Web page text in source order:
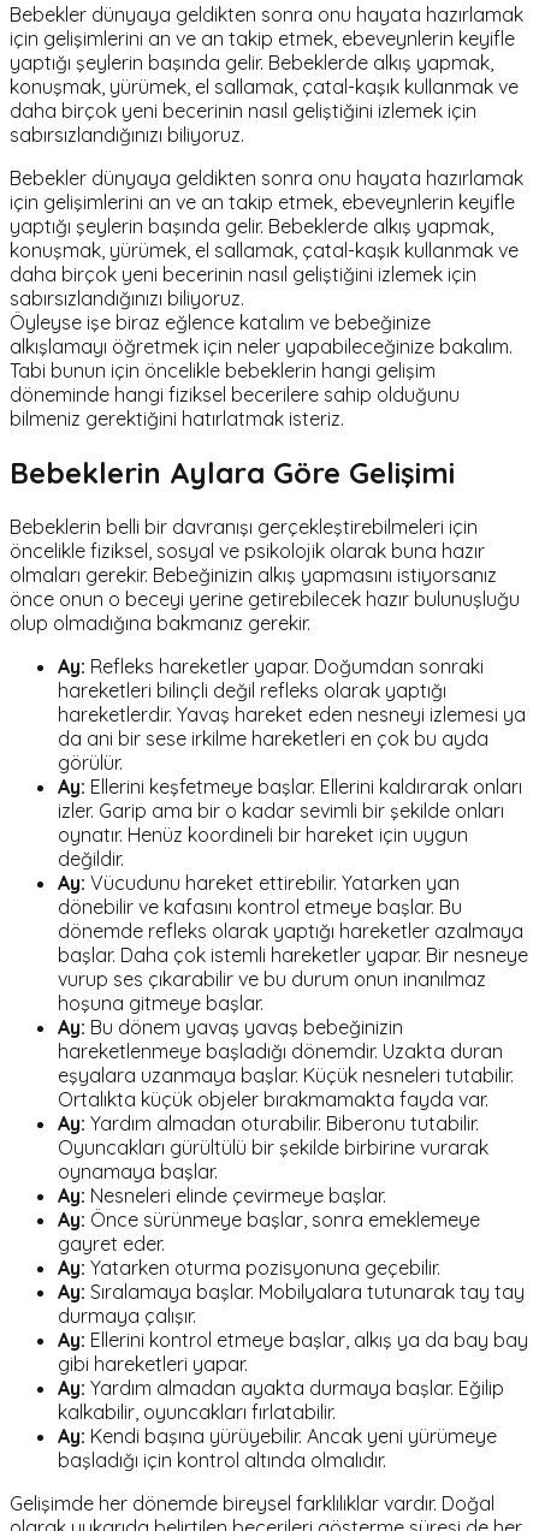
Bebekler dünyaya geldikten sonra onu hayata hazırlamak
için gelişimlerini an ve an takip etmek, ebeveynlerin keyifle
yaptığı şeylerin başında gelir. Bebeklerde alkış yapmak,
konuşmak, yürümek, el sallamak, çatal-kaşık kullanmak ve
daha birçok yeni becerinin nasıl geliştiğini izlemek için
sabırsızlandığınızı biliyoruz.
Bebekler dünyaya geldikten sonra onu hayata hazırlamak
için gelişimlerini an ve an takip etmek, ebeveynlerin keyifle
yaptığı şeylerin başında gelir. Bebeklerde alkış yapmak,
konuşmak, yürümek, el sallamak, çatal-kaşık kullanmak ve
daha birçok yeni becerinin nasıl geliştiğini izlemek için
sabırsızlandığınızı biliyoruz.
Öyleyse işe biraz eğlence katalım ve bebeğinize
alkışlamayı öğretmek için neler yapabileceğinize bakalım.
Tabi bunun için öncelikle bebeklerin hangi gelişim
döneminde hangi fiziksel becerilere sahip olduğunu
bilmeniz gerektiğini hatırlatmak isteriz.
Bebeklerin Aylara Göre Gelişimi
Bebeklerin belli bir davranışı gerçekleştirebilmeleri için
öncelikle fiziksel, sosyal ve psikolojik olarak buna hazır
olmaları gerekir. Bebeğinizin alkış yapmasını istiyorsanız
önce onun o beceyi yerine getirebilecek hazır bulunuşluğu
olup olmadığına bakmanız gerekir.
Ay: Refleks hareketler yapar. Doğumdan sonraki
hareketleri bilinçli değil refleks olarak yaptığı
hareketlerdir. Yavaş hareket eden nesneyi izlemesi ya
da ani bir sese irkilme hareketleri en çok bu ayda
görülür.
Ay: Ellerini keşfetmeye başlar. Ellerini kaldırarak onları
izler. Garip ama bir o kadar sevimli bir şekilde onları
oynatır. Henüz koordineli bir hareket için uygun
değildir.
Ay: Vücudunu hareket ettirebilir. Yatarken yan
dönebilir ve kafasını kontrol etmeye başlar. Bu
dönemde refleks olarak yaptığı hareketler azalmaya
başlar. Daha çok istemli hareketler yapar. Bir nesneye
vurup ses çıkarabilir ve bu durum onun inanılmaz
hoşuna gitmeye başlar.
Ay: Bu dönem yavaş yavaş bebeğinizin
hareketlenmeye başladığı dönemdir. Uzakta duran
eşyalara uzanmaya başlar. Küçük nesneleri tutabilir.
Ortalıkta küçük objeler bırakmamakta fayda var.
Ay: Yardım almadan oturabilir. Biberonu tutabilir.
Oyuncakları gürültülü bir şekilde birbirine vurarak
oynamaya başlar.
Ay: Nesneleri elinde çevirmeye başlar.
Ay: Önce sürünmeye başlar, sonra emeklemeye
gayret eder.
Ay: Yatarken oturma pozisyonuna geçebilir.
Ay: Sıralamaya başlar. Mobilyalara tutunarak tay tay
durmaya çalışır.
Ay: Ellerini kontrol etmeye başlar, alkış ya da bay bay
gibi hareketleri yapar.
Ay: Yardım almadan ayakta durmaya başlar. Eğilip
kalkabilir, oyuncakları fırlatabilir.
Ay: Kendi başına yürüyebilir. Ancak yeni yürümeye
başladığı için kontrol altında olmalıdır.
Gelişimde her dönemde bireysel farklılıklar vardır. Doğal